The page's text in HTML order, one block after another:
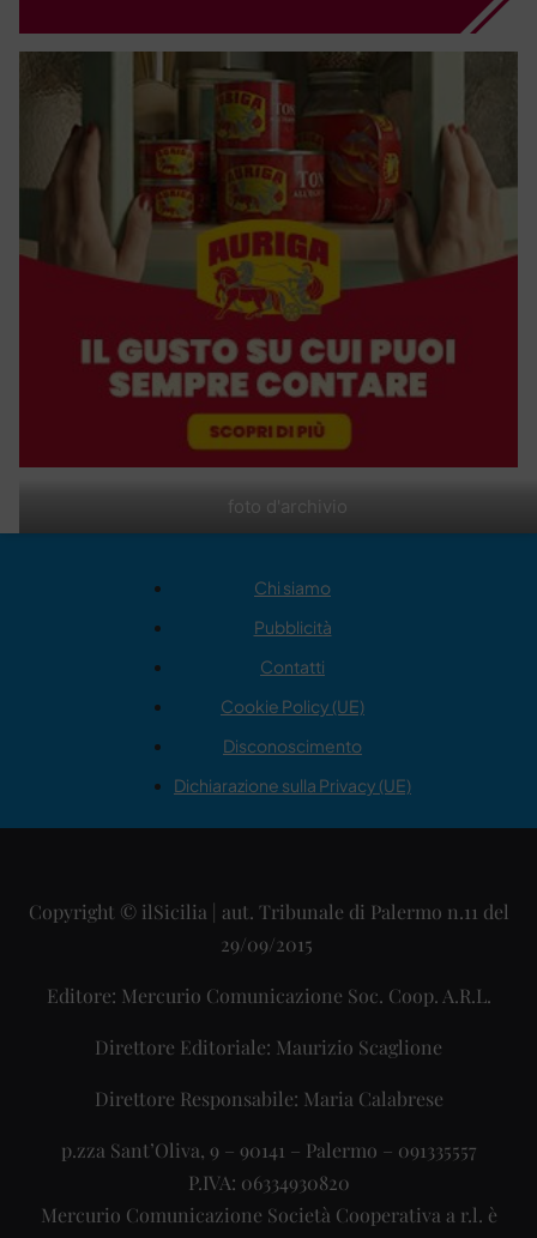
foto d'archivio
Chi siamo
Pubblicità
Contatti
Cookie Policy (UE)
Disconoscimento
Dichiarazione sulla Privacy (UE)
Copyright © ilSicilia | aut. Tribunale di Palermo n.11 del
29/09/2015
Editore: Mercurio Comunicazione Soc. Coop. A.R.L.
Direttore Editoriale: Maurizio Scaglione
Direttore Responsabile: Maria Calabrese
p.zza Sant’Oliva, 9 – 90141 – Palermo – 091335557
P.IVA: 06334930820
Mercurio Comunicazione Società Cooperativa a r.l. è